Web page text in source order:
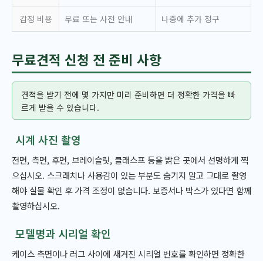
감정 비용 무료 또는 사전 안내 나중에 추가 청구
무료견적 신청 전 준비 사항
견적을 받기 전에 몇 가지만 미리 준비하면 더 정확한 가격을 빠
르게 받을 수 있습니다.
시계 사진 촬영
전면, 측면, 후면, 브레이슬릿, 클래스프 등을 밝은 곳에서 선명하게 찍
으십시오. 스크래치나 사용감이 있는 부분도 숨기지 말고 그대로 촬영
해야 실물 확인 후 가격 조정이 없습니다. 보증서나 박스가 있다면 함께
촬영하십시오.
모델명과 시리얼 확인
케이스 측면이나 러그 사이에 새겨진 시리얼 번호를 확인하면 정확한